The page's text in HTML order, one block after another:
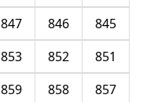
845
846
847
851
852
853
857
858
859